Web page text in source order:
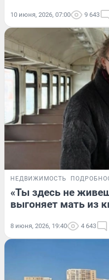
10 июня, 2026, 07:00 9 643
НЕДВИЖИМОСТЬ
«Ты здесь не
выгоняет мать из
8 июня, 2026, 19:40 4 643